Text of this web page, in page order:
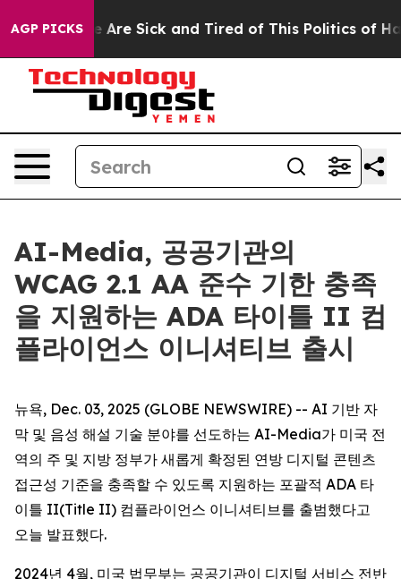
AGP PICKS
“People Are Sick and Tired of This Politics of
AI-Media, 공공기관의
WCAG 2.1 AA 준수 기한 충족
을 지원하는 ADA 타이틀 II 컴
플라이언스 이니셔티브 출시
뉴욕, Dec. 03, 2025 (GLOBE NEWSWIRE) -- AI 기반 자
막 및 음성 해설 기술 분야를 선도하는 AI-Media가 미국 전
역의 주 및 지방 정부가 새롭게 확정된 연방 디지털 콘텐츠
접근성 기준을 충족할 수 있도록 지원하는 포괄적 ADA 타
이틀 II(Title II) 컴플라이언스 이니셔티브를 출범했다고
오늘 발표했다.
2024년 4월, 미국 법무부는 공공기관이 디지털 서비스 전반